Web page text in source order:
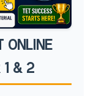
ONLINE
1 & 2